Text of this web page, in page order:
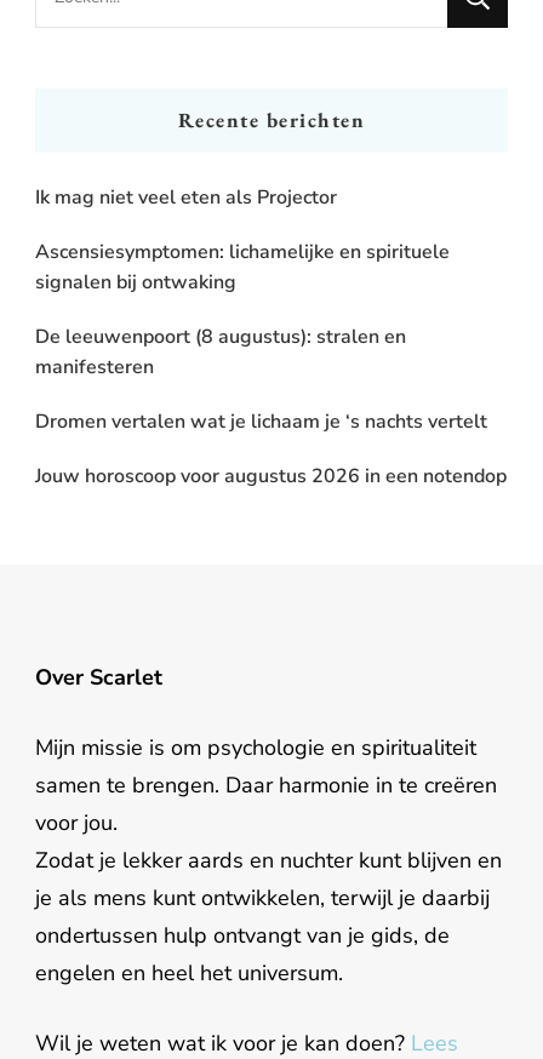
for
Recente berichten
Ik mag niet veel eten als Projector
Ascensiesymptomen: lichamelijke en spirituele
signalen bij ontwaking
De leeuwenpoort (8 augustus): stralen en
manifesteren
Dromen vertalen wat je lichaam je ‘s nachts vertelt
Jouw horoscoop voor augustus 2026 in een notendop
Over Scarlet
Mijn missie is om psychologie en spiritualiteit
samen te brengen. Daar harmonie in te creëren
voor jou.
Zodat je lekker aards en nuchter kunt blijven en
je als mens kunt ontwikkelen, terwijl je daarbij
ondertussen hulp ontvangt van je gids, de
engelen en heel het universum.
Wil je weten wat ik voor je kan doen? Lees